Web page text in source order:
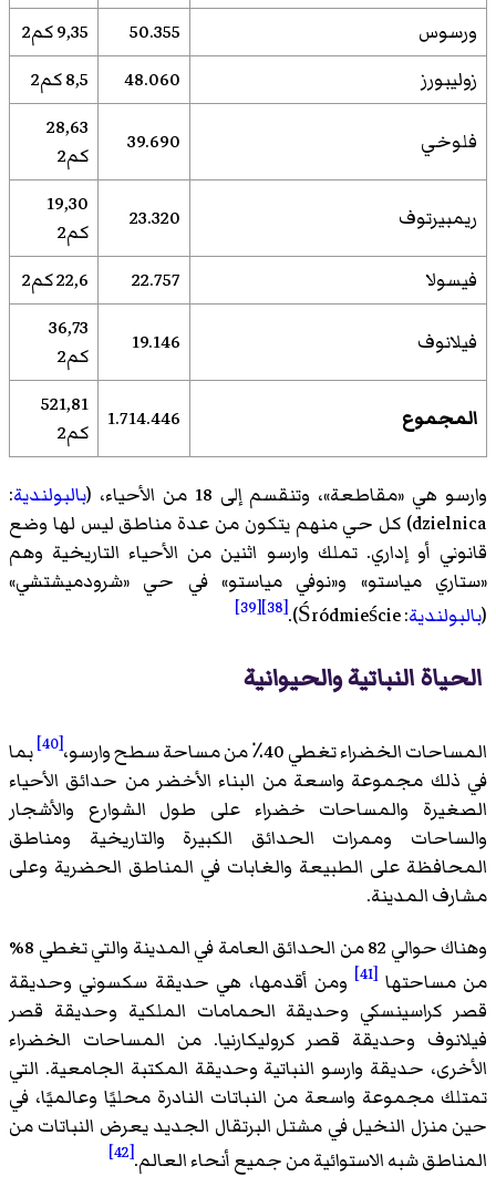
ورسوس
50.355
9,35 كم2
زوليبورز
48.060 8,5 كم2
فلوخي 39.690
28,63
كم2
ريمبيرتوف 23.320
19,30
كم2
فيسولا
22.757 22,6 كم2
فيلانوف 19.146
36,73
كم2
المجموع 1.714.446
521,81
كم2
وارسو هي «مقاطعة»، وتنقسم إلى 18 من الأحياء، ( بالبولندية:
dzielnica) كل حي منهم يتكون من عدة مناطق ليس لها وضع
قانوني أو إداري. تملك وارسو اثنين من الأحياء التاريخية وهم
«ستاري مياستو» و«نوفي مياستو» في حي «شرودميشتشي»
(بالبولندية: Śródmieście).
[38]
[39]
الحياة النباتية والحيوانية
المساحات الخضراء تغطي 40٪ من مساحة سطح وارسو، [40]
بما
في ذلك مجموعة واسعة من البناء الأخضر من حدائق الأحياء
الصغيرة والمساحات خضراء على طول الشوارع والأشجار
والساحات وممرات الحدائق الكبيرة والتاريخية ومناطق
المحافظة على الطبيعة والغابات في المناطق الحضرية وعلى
مشارف المدينة.
وهناك حوالي 82 من الحدائق العامة في المدينة والتي تغطي 8%
من مساحتها [41]
ومن أقدمها، هي حديقة سكسوني وحديقة
قصر كراسينسكي وحديقة الحمامات الملكية وحديقة قصر
فيلانوف وحديقة قصر كروليكارنيا. من المساحات الخضراء
الأخرى، حديقة وارسو النباتية وحديقة المكتبة الجامعية. التي
تمتلك مجموعة واسعة من النباتات النادرة محليًا وعالميًا، في
حين منزل النخيل في مشتل البرتقال الجديد يعرض النباتات من
المناطق شبه الاستوائية من جميع أنحاء العالم.[42]